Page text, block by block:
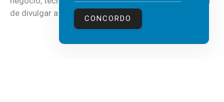
de divulgar a mais recente...
CONCORDO